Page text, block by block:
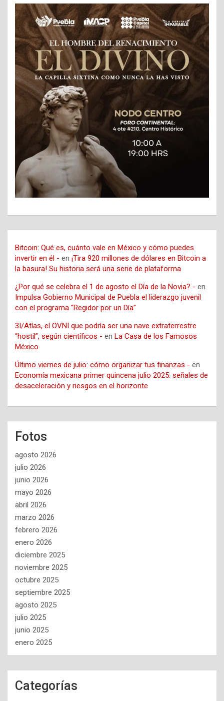
Bitcoin: Qué es, cuánto vale en México y cómo puedes
invertir en él - en ¡Tira 920 millones de dólares en Bitcoin a
la basura! Su historia será una serie de plataforma
¿Por qué se celebra el 1 de agosto el Día de la Novia? - en
Impulsa Gobierno Municipal de Puebla el liderazgo juvenil
con el programa “Regidor por un Día”
3I/Atlas, el OVNI que podría ser una nave extraterrestre
“hostil”, según científicos - en La Casa de los Famosos
México
Último viernes de julio: cómo organizar tus finanzas - en
Economía mexicana primer quincena julio 2025: señales de
desaceleración y riesgos en el horizonte
Fotos
agosto 2026
julio 2026
junio 2026
mayo 2026
abril 2026
marzo 2026
febrero 2026
enero 2026
diciembre 2025
noviembre 2025
octubre 2025
septiembre 2025
agosto 2025
julio 2025
junio 2025
enero 2025
Categorías